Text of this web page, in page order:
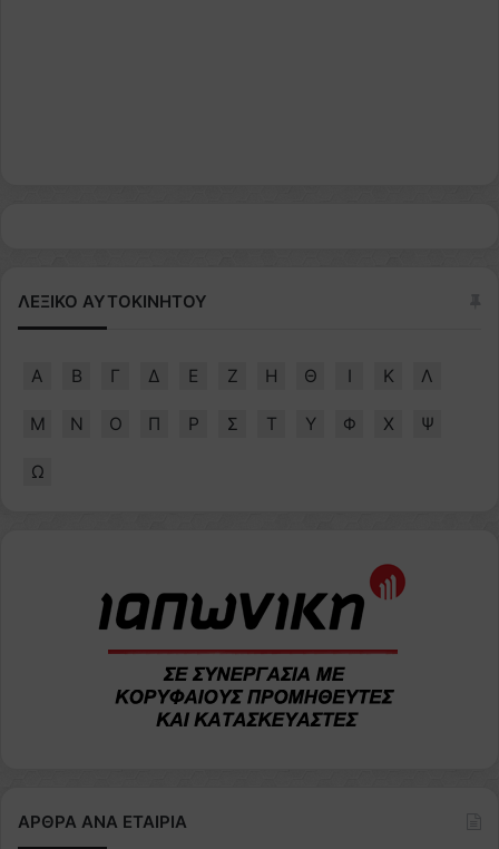
ΛΕΞΙΚΟ ΑΥΤΟΚΙΝΗΤΟΥ
Α Β Γ Δ Ε Ζ Η Θ Ι Κ Λ
Μ Ν Ο Π Ρ Σ Τ Υ Φ Χ Ψ
Ω
ΑΡΘΡΑ ΑΝΑ ΕΤΑΙΡΙΑ